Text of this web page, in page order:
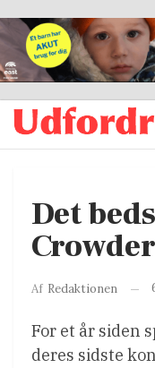
Det
Af Redaktionen
For et år siden
deres sidste